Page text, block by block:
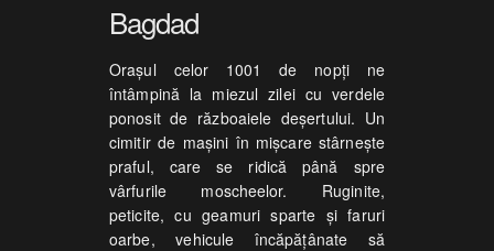
Bagdad
Oraşul celor 1001 de nopţi ne
întâmpină la miezul zilei cu verdele
ponosit de războaiele deşertului. Un
cimitir de maşini în mişcare stârneşte
praful, care se ridică până spre
vârfurile moscheelor. Ruginite,
peticite, cu geamuri sparte şi faruri
oarbe, vehicule încăpăţânate să